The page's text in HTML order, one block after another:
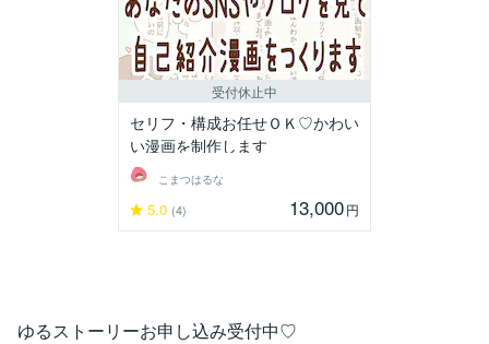
受付休止中
セリフ・構成お任せＯＫ♡かわい
い漫画を制作します
こまつはるな
5.0 (4) 13,000円
ゆるストーリーお申し込み受付中♡